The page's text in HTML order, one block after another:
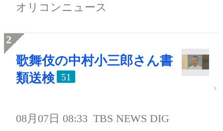
オリコンニュース
歌舞伎の中村小三郎さん書
類送検
51
08月07日 08:33 TBS NEWS DIG